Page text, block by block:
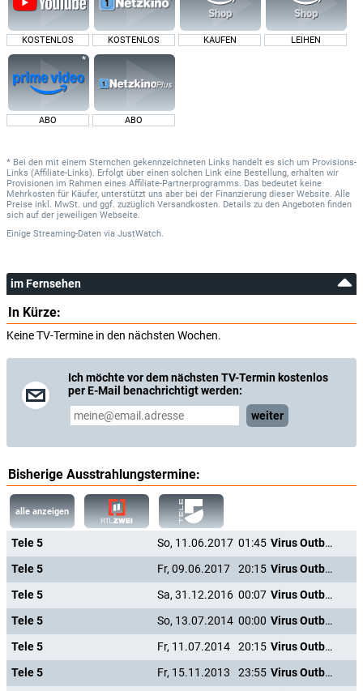
KOSTENLOS KOSTENLOS KAUFEN LEIHEN
ABO ABO
* Bei den mit einem Sternchen gekennzeichneten Links handelt es sich um Provisions-
Links (Affiliate-Links). Erfolgt über einen solchen Link eine Bestellung, erhalten wir
Provisionen im Rahmen eines Affiliate-Partnerprogramms. Das bedeutet keine
Mehrkosten für Käufer, unterstützt uns aber bei der Finanzierung dieser Website. Alle
Preise inkl. MwSt. und ggf. zuzüglich Versandkosten. Details zu den Angeboten finden
sich auf der jeweiligen Webseite.
Einige Streaming-Daten via JustWatch.
im Fernsehen
In Kürze:
Keine TV-Termine in den nächsten Wochen.
Ich möchte vor dem nächsten TV-Termin kostenlos
per E-Mail benachrichtigt werden:
weiter
Bisherige Ausstrahlungstermine:
alle anzeigen
Tele 5 So, 11.06.2017 01:45
Virus Outbreak - Die Biowaffe
Tele 5
Fr, 09.06.2017 20:15
Virus Outbreak - Die Biowaffe
Tele 5
Sa, 31.12.2016 00:07
Virus Outbreak - Die Biowaffe
Tele 5
So, 13.07.2014 00:00
Virus Outbreak - Die Biowaffe
Tele 5
Fr, 11.07.2014 20:15
Virus Outbreak - Die Biowaffe
Tele 5
Fr, 15.11.2013 23:55
Virus Outbreak - Die Biowaffe